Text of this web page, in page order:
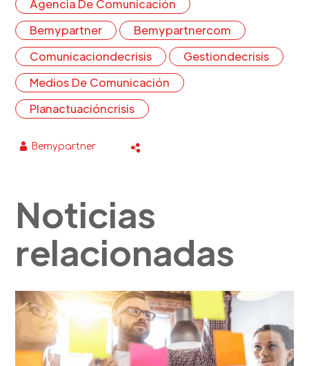
Agencia De Comunicación
Bemypartner
Bemypartnercom
Comunicaciondecrisis
Gestiondecrisis
Medios De Comunicación
Planactuacióncrisis
Bemypartner
Noticias
relacionadas